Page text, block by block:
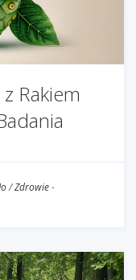
Rakiem
/Zdrowie-